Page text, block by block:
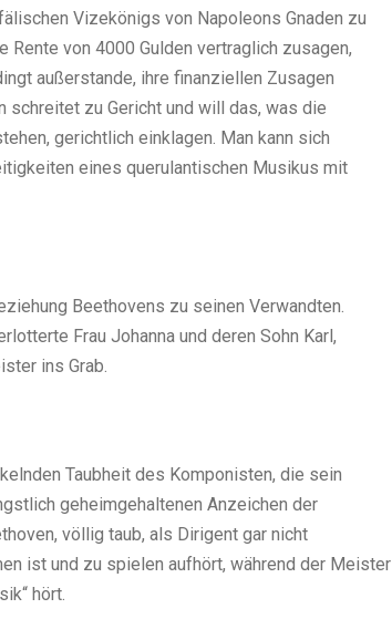
Vizekönigs von Napoleons Gnaden zu
von 4000 Gulden vertraglich zusagen,
außerstande, ihre finanziellen Zusagen
schreitet zu Gericht und will das, was die
gerichtlich einklagen. Man kann sich
eines querulantischen Musikus mit
Beethovens zu seinen Verwandten.
Frau Johanna und deren Sohn Karl,
ins Grab.
Taubheit des Komponisten, die sein
geheimgehaltenen Anzeichen der
völlig taub, als Dirigent gar nicht
ist und zu spielen aufhört, während der Meister
hört.